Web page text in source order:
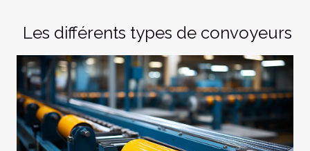
Les différents types de convoyeurs